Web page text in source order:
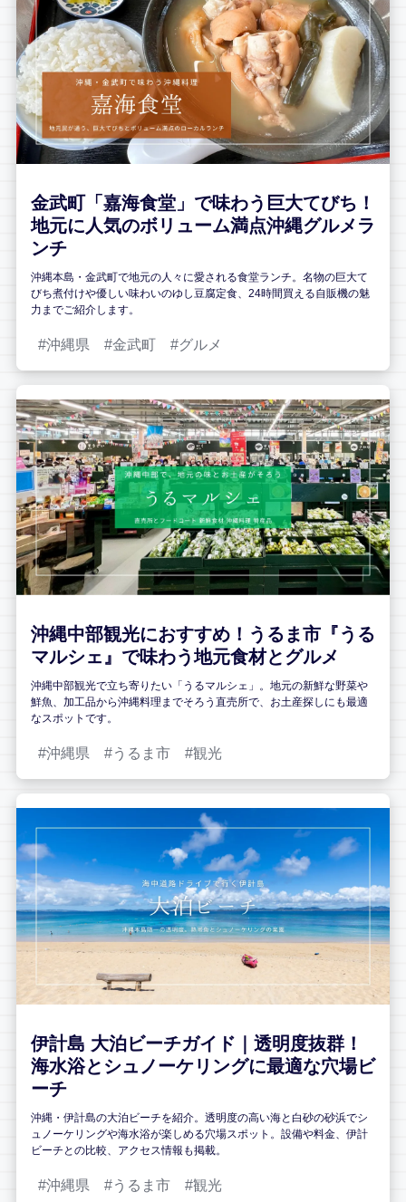
金武町「嘉海食堂」で味わう巨大てびち！
地元に人気のボリューム満点沖縄グルメラ
ンチ
沖縄本島・金武町で地元の人々に愛される食堂ランチ。名物の巨大て
びち煮付けや優しい味わいのゆし豆腐定食、24時間買える自販機の魅
力までご紹介します。
沖縄県 金武町 グルメ
沖縄中部観光におすすめ！うるま市『うる
マルシェ』で味わう地元食材とグルメ
沖縄中部観光で立ち寄りたい「うるマルシェ」。地元の新鮮な野菜や
鮮魚、加工品から沖縄料理までそろう直売所で、お土産探しにも最適
なスポットです。
沖縄県 うるま市 観光
伊計島 大泊ビーチガイド｜透明度抜群！
海水浴とシュノーケリングに最適な穴場ビ
ーチ
沖縄・伊計島の大泊ビーチを紹介。透明度の高い海と白砂の砂浜でシ
ュノーケリングや海水浴が楽しめる穴場スポット。設備や料金、伊計
ビーチとの比較、アクセス情報も掲載。
沖縄県 うるま市 観光